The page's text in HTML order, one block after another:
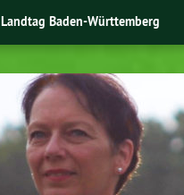
Landtag Baden-Württemberg